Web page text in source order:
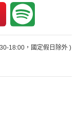
18:00，國定假日除外 )